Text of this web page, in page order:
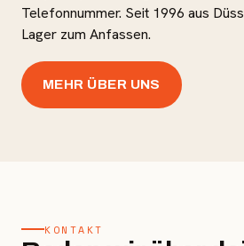
Telefonnummer. Seit 1996 aus
Lager zum Anfassen.
MEHR ÜBER UNS
KONTAKT